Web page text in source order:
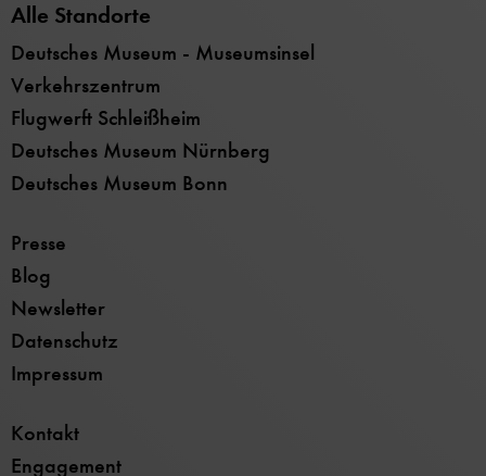
Alle Standorte
Deutsches Museum - Museumsinsel
Verkehrszentrum
Flugwerft Schleißheim
Deutsches Museum Nürnberg
Deutsches Museum Bonn
Presse
Blog
Newsletter
Datenschutz
Impressum
Kontakt
Engagement